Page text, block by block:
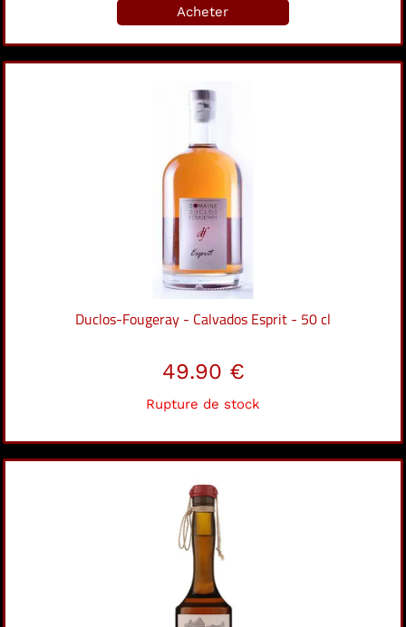
Acheter
Duclos-Fougeray - Calvados Esprit - 50 cl
49.90 €
Rupture de stock